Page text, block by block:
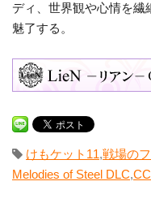
ディ、世界観や心情を繊
魅了する。
けもケット11,戦場の
Melodies of Steel DLC,